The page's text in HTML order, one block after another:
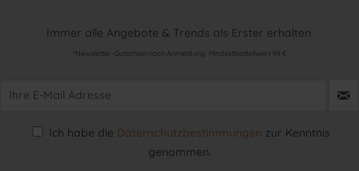
Immer alle Angebote & Trends als Erster erhalten.
*Newsletter-Gutschein nach Anmeldung. Mindestbestellwert 99 €
Ich habe die Datenschutzbestimmungen zur Kenntnis
genommen.